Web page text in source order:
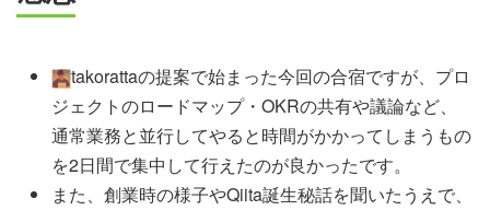
takorattaの提案で始まった今回の合宿ですが、プロ
ジェクトのロードマップ・OKRの共有や議論など、
通常業務と並行してやると時間がかかってしまうもの
を2日間で集中して行えたのが良かったです。
また、創業時の様子やQiita誕生秘話を聞いたうえで、